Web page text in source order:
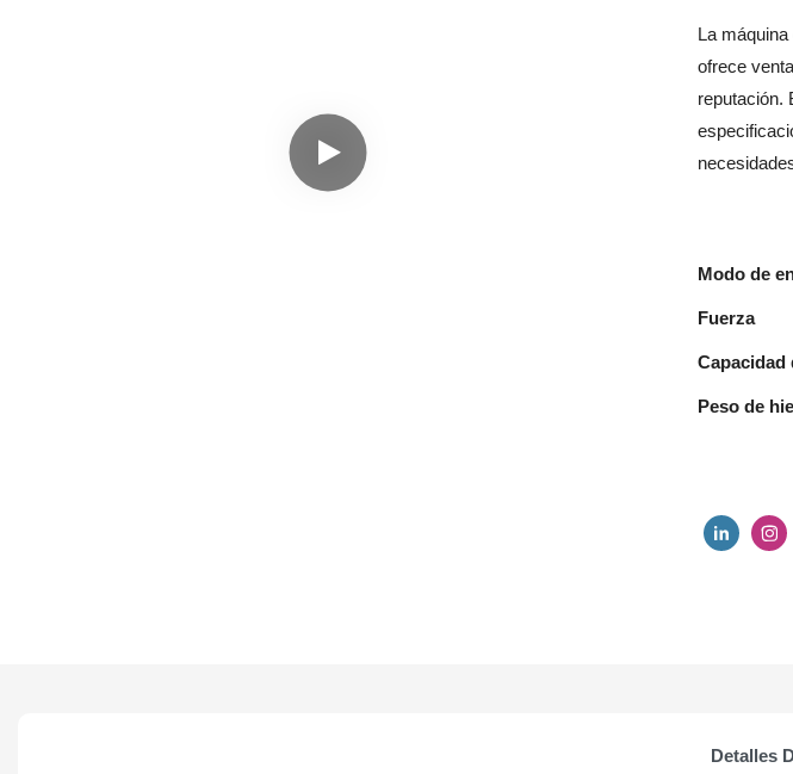
La
ofrece
reputación.
Modo de
Fuerza
Capacidad
Peso de
Detalles